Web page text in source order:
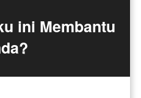
ini Membantu